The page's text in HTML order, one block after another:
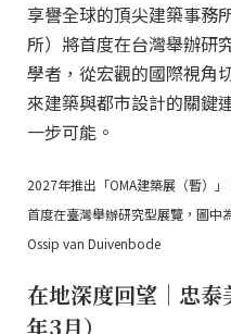
享譽全球的頂尖建築事務
所）將首度在台灣舉辦研
學者，從宏觀的國際視角
來建築與都市設計的關鍵
一步可能。
2027年推出「OMA建築展（暫）
首度在臺灣舉辦研究型展覽，圖
Ossip van Duivenbode
在地深度回望｜忠
年3月）